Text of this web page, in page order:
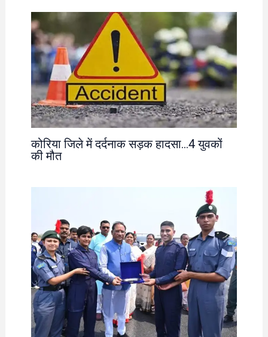
कोरिया जिले में दर्दनाक सड़क हादसा…4 युवकों
की मौत